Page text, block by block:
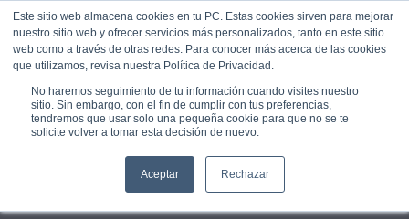
Este sitio web almacena cookies en tu PC. Estas cookies sirven para mejorar
nuestro sitio web y ofrecer servicios más personalizados, tanto en este sitio
web como a través de otras redes. Para conocer más acerca de las cookies
que utilizamos, revisa nuestra Política de Privacidad.
No haremos seguimiento de tu información cuando visites nuestro
sitio. Sin embargo, con el fin de cumplir con tus preferencias,
tendremos que usar solo una pequeña cookie para que no se te
solicite volver a tomar esta decisión de nuevo.
Aceptar Rechazar
UNEIX-
TE